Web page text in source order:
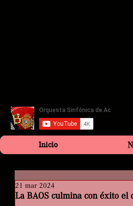
Inicio
La BAOS culmina con éxito
21 mar 2024